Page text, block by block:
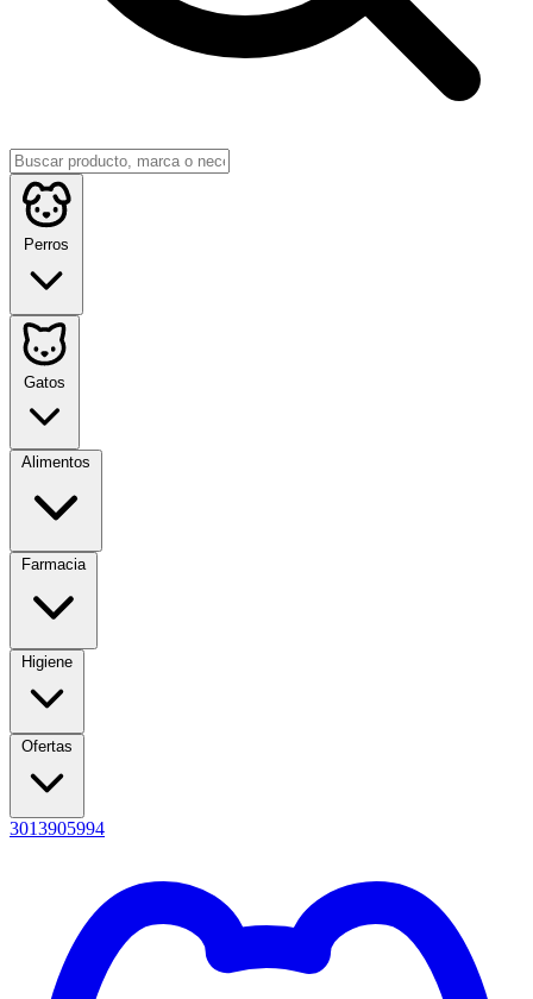
Perros
Gatos
Alimentos
Farmacia
Higiene
Ofertas
3013905994